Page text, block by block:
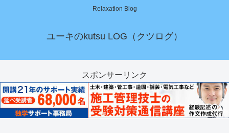
Relaxation Blog
ユーキのkutsu LOG（クツログ）
スポンサーリンク